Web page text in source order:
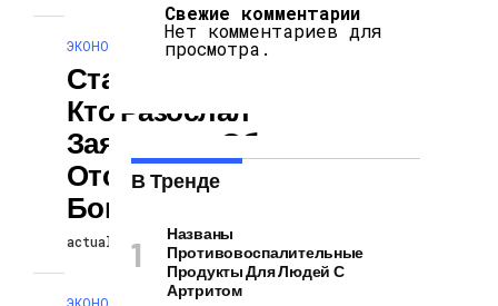
ЭКОНОМИКА И ПОЛИТИКА
Стало Известно,
Кто Разослал
Заявление Об
Отставке
Богдана
actuallynews 06.07.2026
Свежие комментарии
Нет комментариев для
просмотра.
В Тренде
Названы
Противовоспалительные
Продукты Для Людей С
Артритом